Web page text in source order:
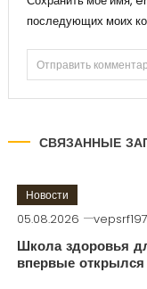
последующих моих
СВЯЗАННЫЕ
Новости
05.08.2026
Школа здоровья
впервые открылся